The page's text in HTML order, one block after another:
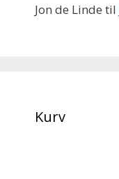
Jon de Linde til
Kurv